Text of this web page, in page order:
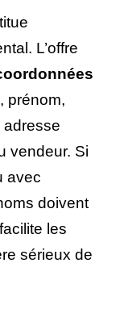
L’offre
prénom,
adresse
vendeur. Si
avec
doivent
les
sérieux de